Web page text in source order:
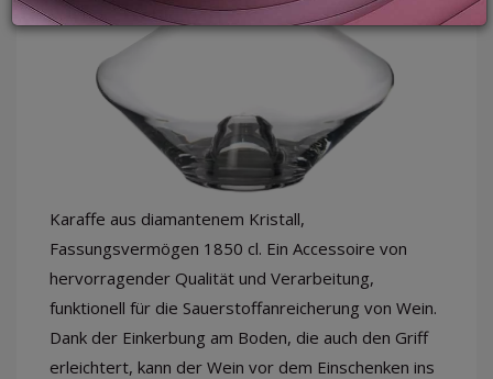
LOGIN
Karaffe aus diamantenem Kristall,
Fassungsvermögen 1850 cl. Ein Accessoire von
hervorragender Qualität und Verarbeitung,
funktionell für die Sauerstoffanreicherung von Wein.
Dank der Einkerbung am Boden, die auch den Griff
erleichtert, kann der Wein vor dem Einschenken ins